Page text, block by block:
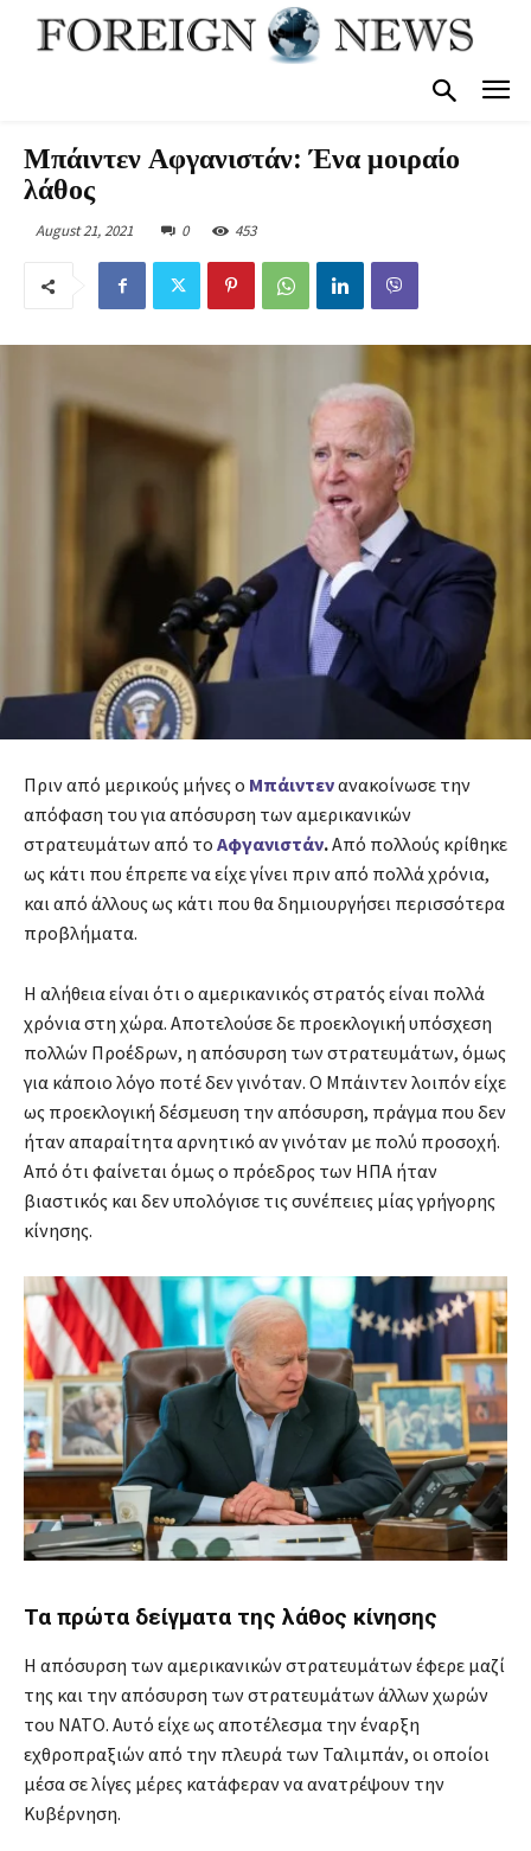
Μπάιντεν Αφγανιστάν: Ένα μοιραίο
λάθος
August 21, 2021 0 453
Πριν από μερικούς μήνες ο Μπάιντενανακοίνωσε την
απόφαση του για απόσυρση των αμερικανικών
στρατευμάτων από το Αφγανιστάν.Από πολλούς κρίθηκε
ως κάτι που έπρεπε να είχε γίνει πριν από πολλά χρόνια,
και από άλλους ως κάτι που θα δημιουργήσει περισσότερα
προβλήματα.
Η αλήθεια είναι ότι ο αμερικανικός στρατός είναι πολλά
χρόνια στη χώρα. Αποτελούσε δε προεκλογική υπόσχεση
πολλών Προέδρων, η απόσυρση των στρατευμάτων, όμως
για κάποιο λόγο ποτέ δεν γινόταν. Ο Μπάιντεν λοιπόν είχε
ως προεκλογική δέσμευση την απόσυρση, πράγμα που δεν
ήταν απαραίτητα αρνητικό αν γινόταν με πολύ προσοχή.
Από ότι φαίνεται όμως ο πρόεδρος των ΗΠΑ ήταν
βιαστικός και δεν υπολόγισε τις συνέπειες μίας γρήγορης
κίνησης.
Τα πρώτα δείγματα της λάθος κίνησης
Η απόσυρση των αμερικανικών στρατευμάτων έφερε μαζί
της και την απόσυρση των στρατευμάτων άλλων χωρών
του ΝΑΤΟ. Αυτό είχε ως αποτέλεσμα την έναρξη
εχθροπραξιών από την πλευρά των Ταλιμπάν, οι οποίοι
μέσα σε λίγες μέρες κατάφεραν να ανατρέψουν την
Κυβέρνηση.